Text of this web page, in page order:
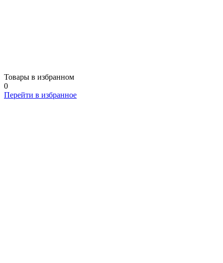
Товары в избранном
0
Перейти в избранное